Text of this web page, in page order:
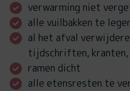
verwarming niet
alle vuilbakken te
al het afval
tijdschriften, kranten,
ramen dicht
alle etensresten te